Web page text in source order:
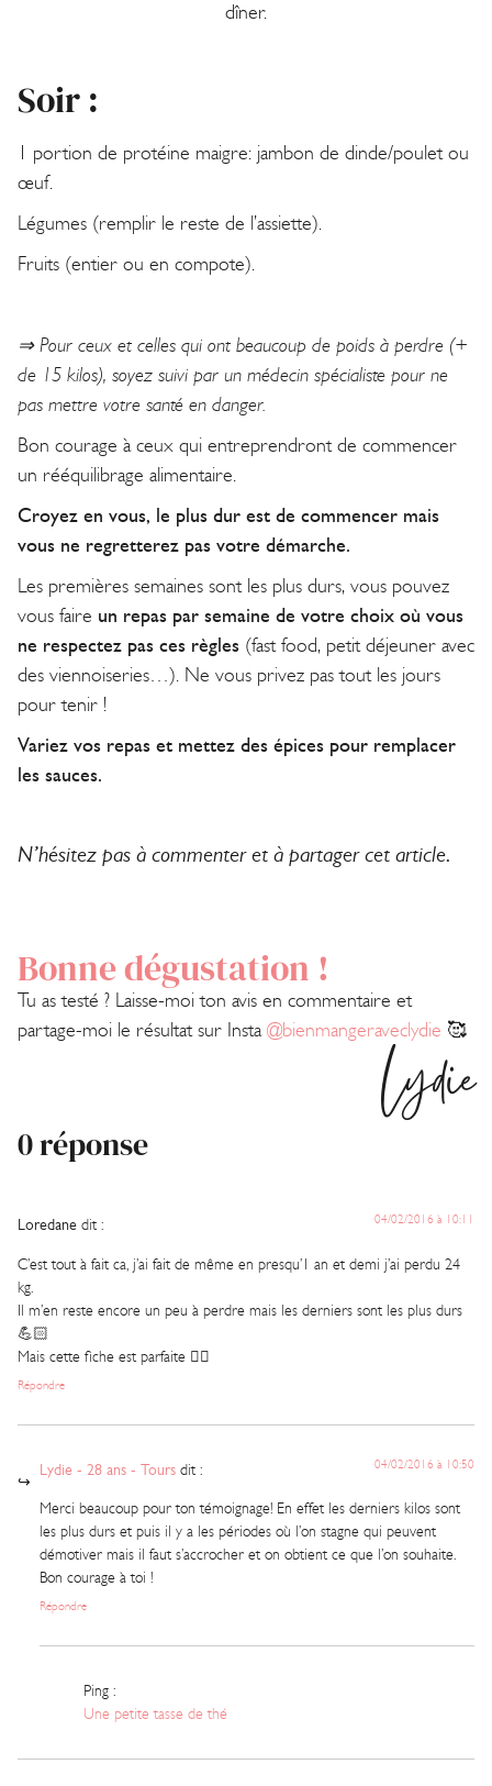
dîner.
Soir :
1 portion de protéine maigre: jambon de dinde/poulet ou
œuf.
Légumes (remplir le reste de l’assiette).
Fruits (entier ou en compote).
⇒ Pour ceux et celles qui ont beaucoup de poids à perdre (+
de 15 kilos), soyez suivi par un médecin spécialiste pour ne
pas mettre votre santé en danger.
Bon courage à ceux qui entreprendront de commencer
un rééquilibrage alimentaire.
Croyez en vous, le plus dur est de commencer mais
vous ne regretterez pas votre démarche.
Les premières semaines sont les plus durs, vous pouvez
vous faire un repas par semaine de votre choix où vous
ne respectez pas ces règles (fast food, petit déjeuner avec
des viennoiseries…). Ne vous privez pas tout les jours
pour tenir !
Variez vos repas et mettez des épices pour remplacer
les sauces.
N’hésitez pas à commenter et à partager cet article.
Bonne dégustation !
Tu as testé ? Laisse-moi ton avis en commentaire et
partage-moi le résultat sur Insta @bienmangeraveclydie 🥰
Lydie
0 réponse
Loredane dit : 04/02/2016 à 10:11
C’est tout à fait ca, j’ai fait de même en presqu’1 an et demi j’ai perdu 24
kg.
Il m’en reste encore un peu à perdre mais les derniers sont les plus durs
💪🏻
Mais cette fiche est parfaite 👍🏻
Répondre
Lydie - 28 ans - Tours dit : 04/02/2016 à 10:50
Merci beaucoup pour ton témoignage! En effet les derniers kilos sont
les plus durs et puis il y a les périodes où l’on stagne qui peuvent
démotiver mais il faut s’accrocher et on obtient ce que l’on souhaite.
Bon courage à toi !
Répondre
Ping :
Une petite tasse de thé